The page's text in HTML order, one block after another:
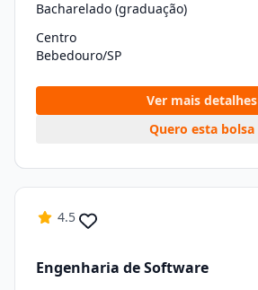
Bacharelado (graduação)
Centro
Bebedouro/SP
Ver mais detalhes
Quero esta bolsa
4.5
Engenharia de Software